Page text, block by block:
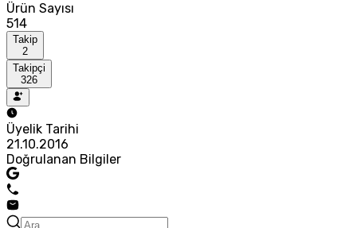
Ürün Sayısı
514
Takip
2
Takipçi
326
Üyelik Tarihi
21.10.2016
Doğrulanan Bilgiler